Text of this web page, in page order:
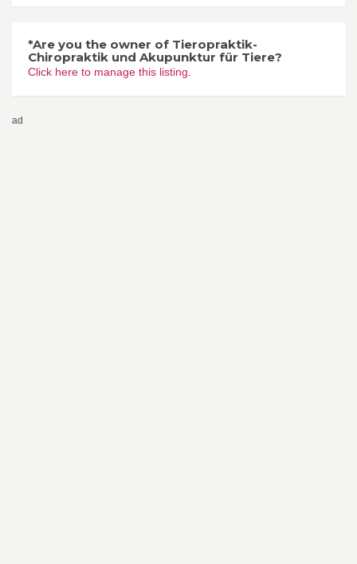
*Are you the owner of Tieropraktik-
Chiropraktik und Akupunktur für Tiere?
Click here to manage this listing.
ad